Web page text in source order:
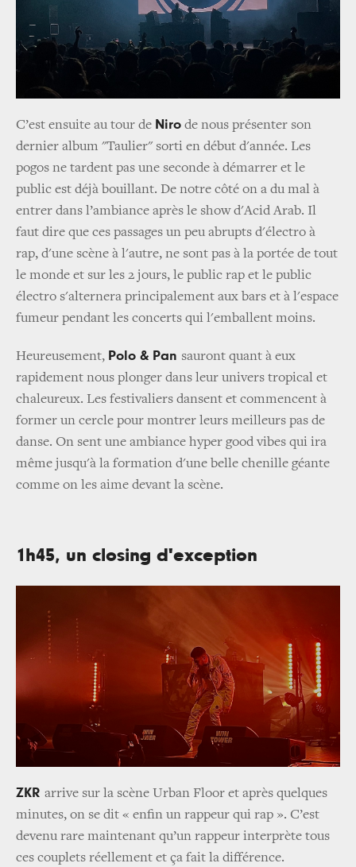
C’est ensuite au tour de Niro de nous présenter son
dernier album "Taulier" sorti en début d'année. Les
pogos ne tardent pas une seconde à démarrer et le
public est déjà bouillant. De notre côté on a du mal à
entrer dans l’ambiance après le show d'Acid Arab. Il
faut dire que ces passages un peu abrupts d'électro à
rap, d'une scène à l'autre, ne sont pas à la portée de tout
le monde et sur les 2 jours, le public rap et le public
électro s'alternera principalement aux bars et à l'espace
fumeur pendant les concerts qui l'emballent moins.
Heureusement, Polo & Pan sauront quant à eux
rapidement nous plonger dans leur univers tropical et
chaleureux. Les festivaliers dansent et commencent à
former un cercle pour montrer leurs meilleurs pas de
danse. On sent une ambiance hyper good vibes qui ira
même jusqu'à la formation d'une belle chenille géante
comme on les aime devant la scène.
1h45, un closing d'exception
ZKR arrive sur la scène Urban Floor et après quelques
minutes, on se dit « enfin un rappeur qui rap ». C’est
devenu rare maintenant qu’un rappeur interprète tous
ces couplets réellement et ça fait la différence.